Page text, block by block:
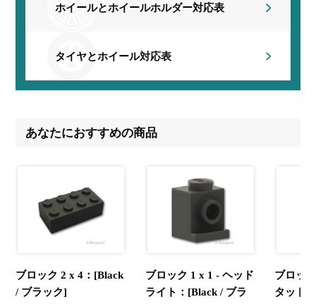
ホイールとホイールホルダー対応表
タイヤとホイール対応表
あなたにおすすめの商品
ブロック 2 x 4：[Black
/ ブラック]
ブロック 1 x 1 - ヘッド
ライト：[Black / ブラ
ブロッ
タッド